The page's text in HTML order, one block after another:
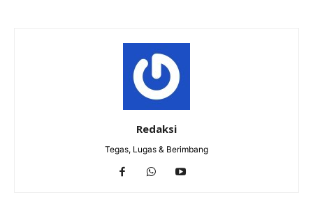
Redaksi
Tegas, Lugas & Berimbang